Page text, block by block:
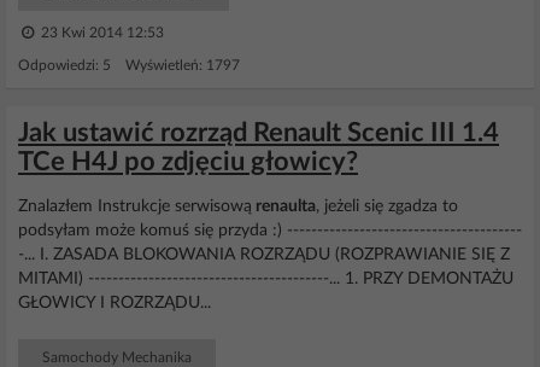
23 Kwi 2014 12:53
Odpowiedzi: 5 Wyświetleń: 1797
Jak ustawić rozrząd Renault Scenic III 1.4
TCe H4J po zdjęciu głowicy?
Znalazłem Instrukcje serwisową renaulta, jeżeli się zgadza to
podsyłam może komuś się przyda :) ---------------------------------------
-... I. ZASADA BLOKOWANIA ROZRZĄDU (ROZPRAWIANIE SIĘ Z
MITAMI) ----------------------------------------... 1. PRZY DEMONTAŻU
GŁOWICY I ROZRZĄDU...
Samochody Mechanika